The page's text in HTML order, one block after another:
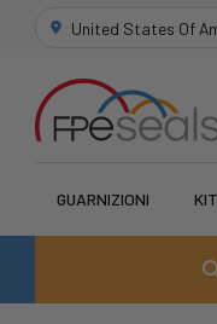
United States Of
GUARNIZIONI